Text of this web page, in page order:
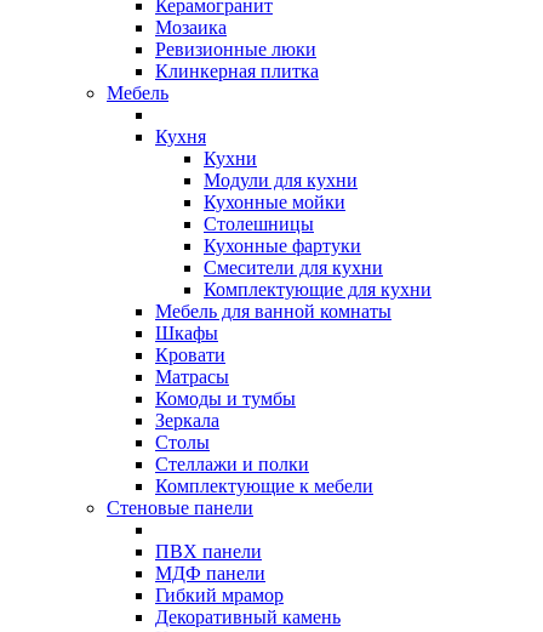
Керамогранит
Мозаика
Ревизионные люки
Клинкерная плитка
Мебель
Кухня
Кухни
Модули для кухни
Кухонные мойки
Столешницы
Кухонные фартуки
Смесители для кухни
Комплектующие для кухни
Мебель для ванной комнаты
Шкафы
Кровати
Матрасы
Комоды и тумбы
Зеркала
Столы
Стеллажи и полки
Комплектующие к мебели
Стеновые панели
ПВХ панели
МДФ панели
Гибкий мрамор
Декоративный камень